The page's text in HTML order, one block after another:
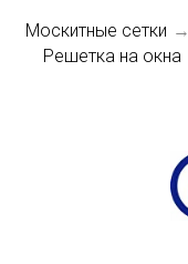
Москитные сетки →
Решетка на окна